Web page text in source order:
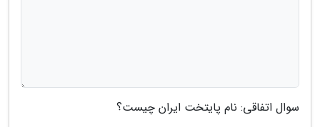
سوال اتفاقی: نام پایتخت ایران چیست؟